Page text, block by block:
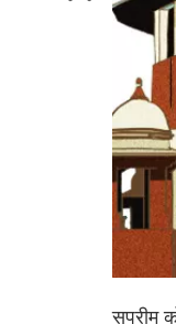
सुप्रीम